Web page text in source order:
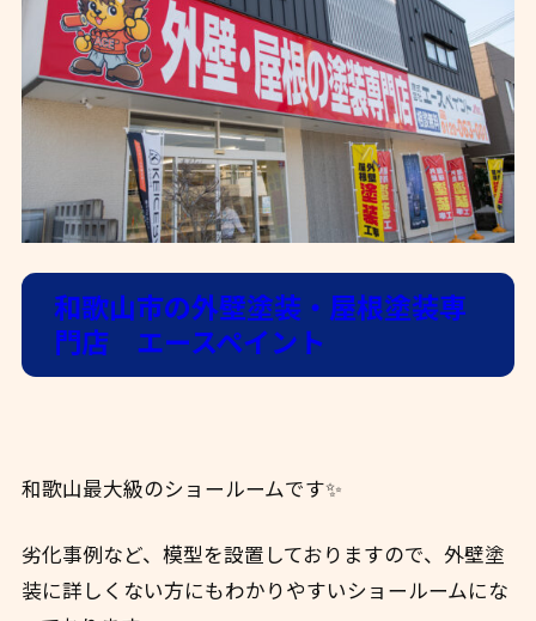
和歌山市の外壁塗装・屋根塗装専
門店 エースペイント
和歌山最大級のショールームです✨
劣化事例など、模型を設置しておりますので、外壁塗
装に詳しくない方にもわかりやすいショールームにな